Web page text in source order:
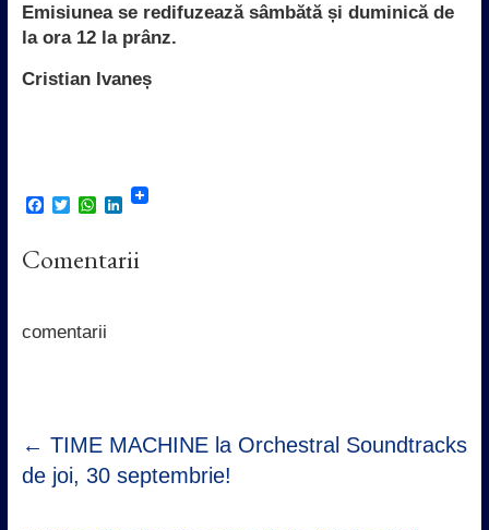
Emisiunea se redifuzează sâmbătă și duminică de
la ora 12 la prânz.
Cristian Ivaneș
F
e
b
k
T
t
t
W
t
s
p
L
k
e
Comentarii
comentarii
← TIME MACHINE la Orchestral Soundtracks
de joi, 30 septembrie!